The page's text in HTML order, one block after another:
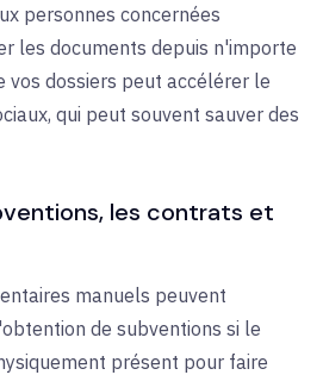
personnes concernées
les documents depuis n'importe
vos dossiers peut accélérer le
qui peut souvent sauver des
les contrats et
manuels peuvent
de subventions si le
présent pour faire